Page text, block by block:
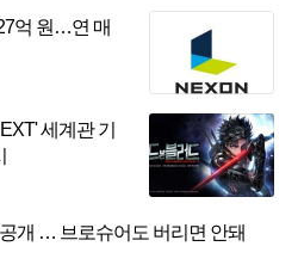
억 원…연 매
세계관 기
개 … 브로슈어도 버리면 안돼